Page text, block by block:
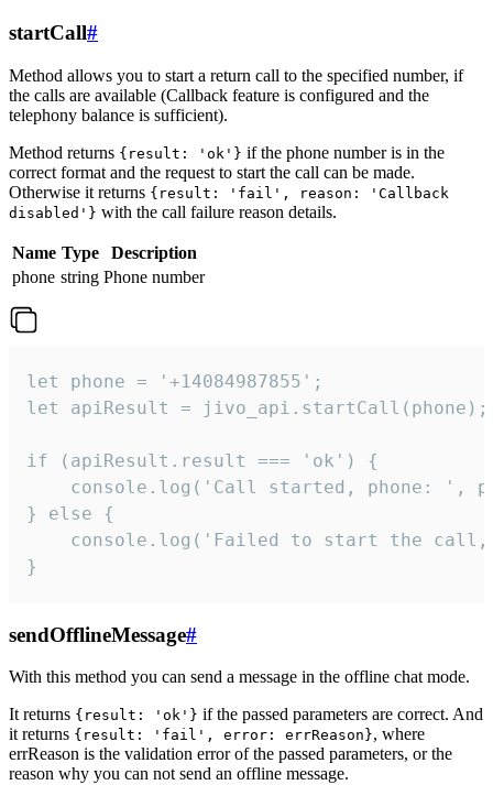
startCall#
Method allows you to start a return call to the specified number, if
the calls are available (Callback feature is configured and the
telephony balance is sufficient).
Method returns {result: 'ok'} if the phone number is in the
correct format and the request to start the call can be made.
Otherwise it returns {result: 'fail', reason: 'Callback
disabled'} with the call failure reason details.
Name Type
Description
phone string Phone number
let phone = '+14084987855';
let apiResult = jivo_api.startCall(phone);
if (apiResult.result === 'ok') {
console.log('Call started, phone: ',
} else {
console.log('Failed to start the
}
sendOfflineMessage#
With this method you can send a message in the offline chat mode.
It returns {result: 'ok'} if the passed parameters are correct. And
it returns {result: 'fail', error: errReason}, where
errReason is the validation error of the passed parameters, or the
reason why you can not send an offline message.